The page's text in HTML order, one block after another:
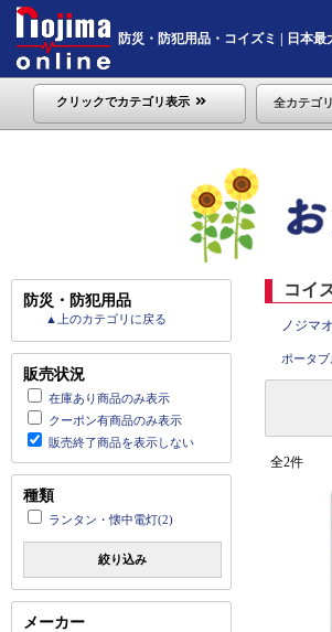
防災・防犯用品・コイズミ | 日本
クリックでカテゴリ表示 全カテゴリ
防災・防犯用品
▲上のカテゴリに戻る
販売状況
在庫あり商品のみ表示
クーポン有商品のみ表示
販売終了商品を表示しない
種類
ランタン・懐中電灯(2)
絞り込み
メーカー
コイ
ノジマ
ポータ
全2件